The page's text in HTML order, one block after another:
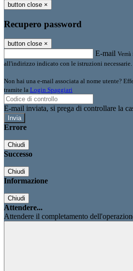
button close ×
Recupero password
button close ×
E-mail
all'indirizzo indicato con le istruzioni necessarie.
Non hai una e-mail associata al nome utente?
tramite la Login Spaggiari
E-mail inviata, si prega di controllare la
Errore
Chiudi
Successo
Chiudi
Informazione
Chiudi
Attendere...
Attendere il completamento